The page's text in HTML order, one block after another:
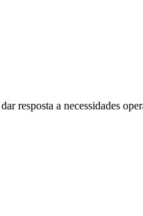
resposta a necessidades